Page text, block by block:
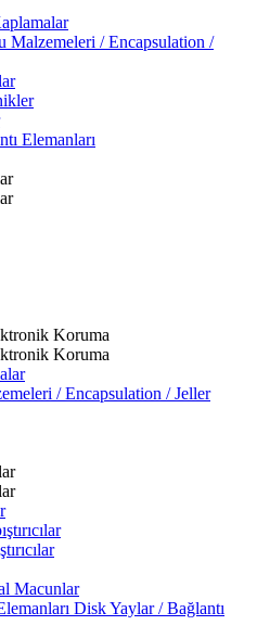
Malzemeleri / Encapsulation /
Elemanları
Koruma
Koruma
/ Encapsulation / Jeller
Macunlar
Disk Yaylar / Bağlantı